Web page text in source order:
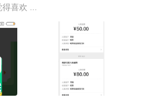
喜欢 ...